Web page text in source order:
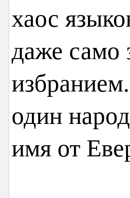
хаос
даже само
один
имя от